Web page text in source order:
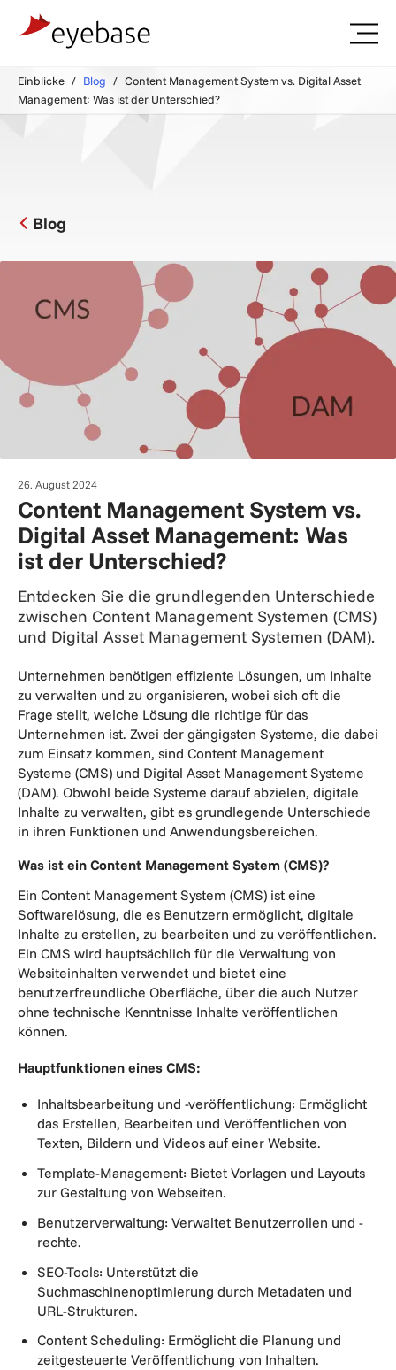
Einblicke Blog
Content Management System vs. Digital Asset
Management: Was ist der Unterschied?
Blog
26. August 2024
Content Management System vs.
Digital Asset Management: Was
ist der Unterschied?
Entdecken Sie die grundlegenden Unterschiede
zwischen Content Management Systemen (CMS)
und Digital Asset Management Systemen (DAM).
Unternehmen benötigen effiziente Lösungen, um Inhalte
zu verwalten und zu organisieren, wobei sich oft die
Frage stellt, welche Lösung die richtige für das
Unternehmen ist. Zwei der gängigsten Systeme, die dabei
zum Einsatz kommen, sind Content Management
Systeme (CMS) und Digital Asset Management Systeme
(DAM). Obwohl beide Systeme darauf abzielen, digitale
Inhalte zu verwalten, gibt es grundlegende Unterschiede
in ihren Funktionen und Anwendungsbereichen.
Was ist ein Content Management System (CMS)?
Ein Content Management System (CMS) ist eine
Softwarelösung, die es Benutzern ermöglicht, digitale
Inhalte zu erstellen, zu bearbeiten und zu veröffentlichen.
Ein CMS wird hauptsächlich für die Verwaltung von
Websiteinhalten verwendet und bietet eine
benutzerfreundliche Oberfläche, über die auch Nutzer
ohne technische Kenntnisse Inhalte veröffentlichen
können.
Hauptfunktionen eines CMS:
Inhaltsbearbeitung und -veröffentlichung: Ermöglicht
das Erstellen, Bearbeiten und Veröffentlichen von
Texten, Bildern und Videos auf einer Website.
Template-Management: Bietet Vorlagen und Layouts
zur Gestaltung von Webseiten.
Benutzerverwaltung: Verwaltet Benutzerrollen und -
rechte.
SEO-Tools: Unterstützt die
Suchmaschinenoptimierung durch Metadaten und
URL-Strukturen.
Content Scheduling: Ermöglicht die Planung und
zeitgesteuerte Veröffentlichung von Inhalten.